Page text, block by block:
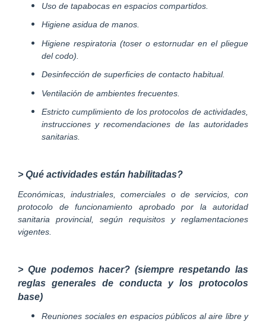
Uso de tapabocas en espacios compartidos.
Higiene asidua de manos.
Higiene respiratoria (toser o estornudar en el pliegue
del codo).
Desinfección de superficies de contacto habitual.
Ventilación de ambientes frecuentes.
Estricto cumplimiento de los protocolos de actividades,
instrucciones y recomendaciones de las autoridades
sanitarias.
> Qué actividades están habilitadas?
Económicas, industriales, comerciales o de servicios, con
protocolo de funcionamiento aprobado por la autoridad
sanitaria provincial, según requisitos y reglamentaciones
vigentes.
> Que podemos hacer? (siempre respetando las
reglas generales de conducta y los protocolos
base)
Reuniones sociales en espacios públicos al aire libre y